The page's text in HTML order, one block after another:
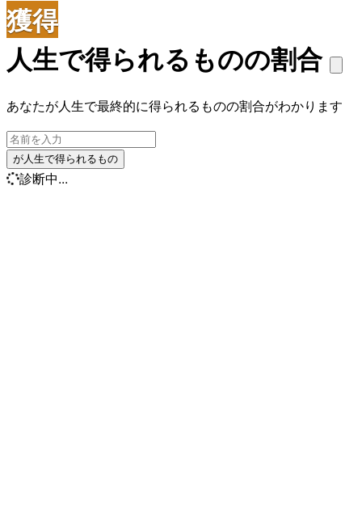
獲得
人生で得られるものの割合
あなたが人生で最終的に得られるものの割合がわかります
が人生で得られるもの
診断中...